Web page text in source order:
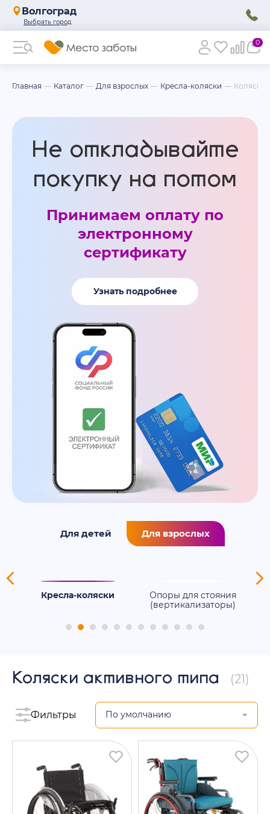
Волгоград
0
Главная Каталог Для взрослых Кресла-коляски Коляски
Не откладывайте
покупку на потом
Принимаем оплату по
электронному
сертификату
Узнать подробнее
Для детей Для взрослых
Кресла-коляски
Опоры для стояния
(вертикализаторы)
Коляски активного типа (21)
Фильтры